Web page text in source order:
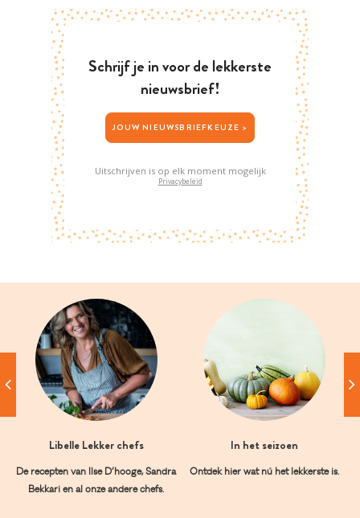
Schrijf je in voor de lekkerste
nieuwsbrief!
JOUW NIEUWSBRIEFKEUZE >
Uitschrijven is op elk moment mogelijk
Privacybeleid
Libelle Lekker chefs
De recepten van Ilse D’hooge, Sandra
Bekkari en al onze andere chefs.
In het seizoen
Ontdek hier wat nú het lekkerste is.